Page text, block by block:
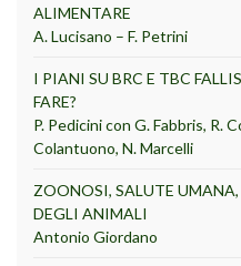
ALIMENTARE
A. Lucisano – F. Petrini
I PIANI SU BRC E TBC
FARE?
P. Pedicini con G. Fabbris, R.
Colantuono, N. Marcelli
ZOONOSI, SALUTE UMANA,
DEGLI ANIMALI
Antonio Giordano